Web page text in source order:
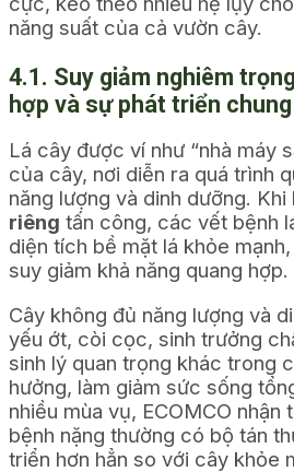
năng suất của cả vườn cây.
4.1. Suy giảm nghiêm
hợp và sự phát triển
Lá cây được ví như “nhà máy
của cây, nơi diễn ra quá trình
năng lượng và dinh dưỡng. Khi
riêng tấn công, các vết bệnh
diện tích bề mặt lá khỏe
suy giảm khả năng quang hợp.
Cây không đủ năng lượng và
yếu ớt, còi cọc, sinh trưởng
sinh lý quan trọng khác trong
hưởng, làm giảm sức sống
nhiều mùa vụ, ECOMCO nhận
bệnh nặng thường có bộ tán
triển hơn hẳn so với cây khỏe